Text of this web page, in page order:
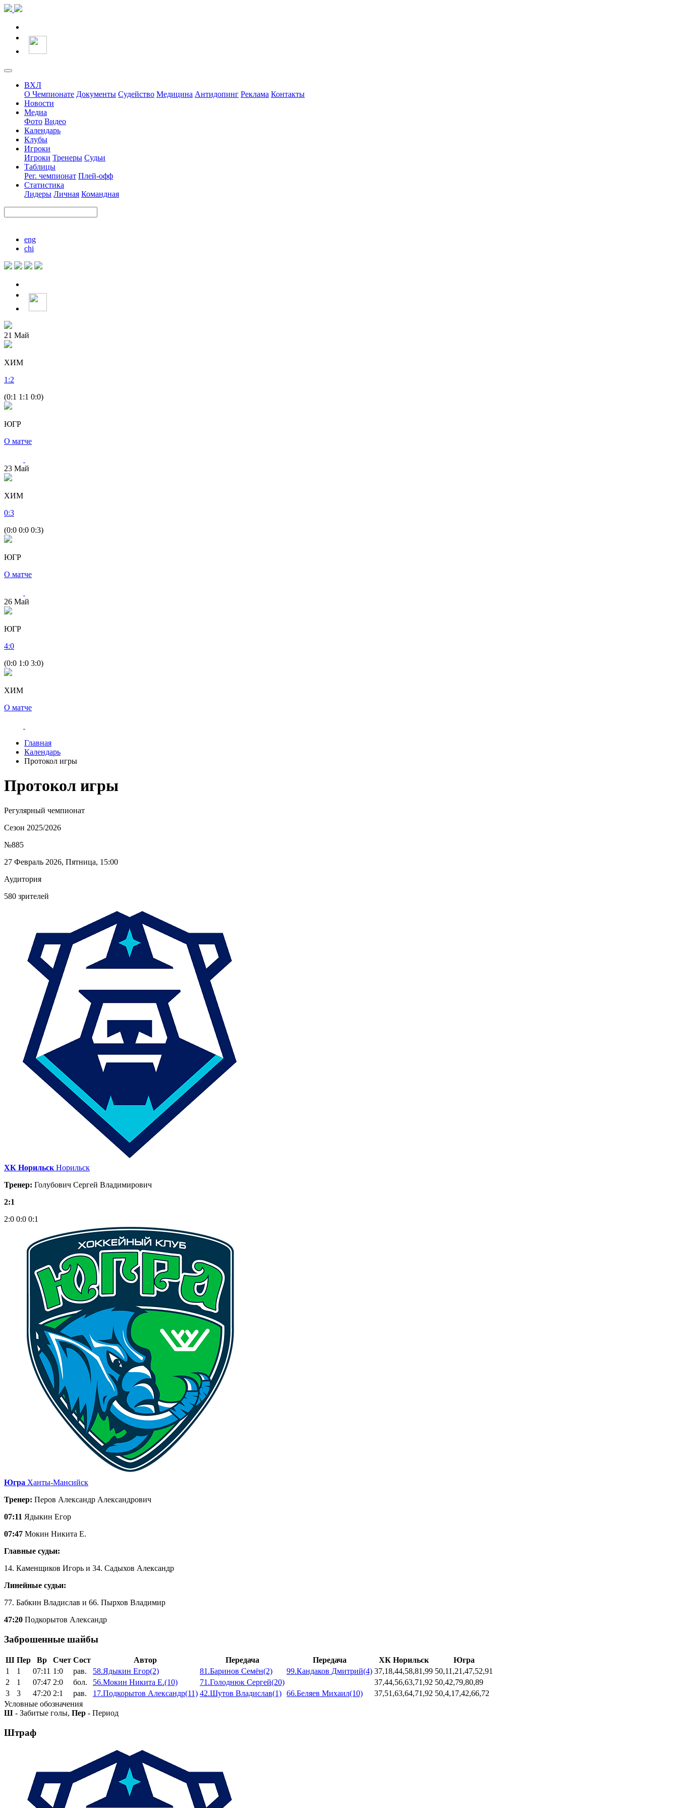
ВХЛ
О Чемпионате Документы Судейство Медицина Антидопинг Реклама Контакты
Новости
Медиа
Фото Видео
Календарь
Клубы
Игроки
Игроки Тренеры Судьи
Таблицы
Рег. чемпионат Плей-офф
Статистика
Лидеры Личная Командная
eng
chi
21 Май
ХИМ
1 :2
(0:1 1:1 0:0)
ЮГР
О матче
23 Май
ХИМ
0:3
(0:0 0:0 0:3)
ЮГР
О матче
26 Май
ЮГР
4:0
(0:0 1:0 3:0)
ХИМ
О матче
Главная
Календарь
Протокол игры
Протокол игры
Регулярный чемпионат
Сезон 2025/2026
№885
27 Февраль 2026, Пятница, 15:00
Аудитория
580 зрителей
ХК Норильск Норильск
Тренер: Голубович Сергей Владимирович
2:1
2:0 0:0 0:1
Югра Ханты-Мансийск
Тренер: Перов Александр Александрович
07:11 Ядыкин Егор
07:47 Мокин Никита Е.
Главные судьи:
14. Каменщиков Игорь и 34. Садыхов Александр
Линейные судьи:
77. Бабкин Владислав и 66. Пырхов Владимир
47:20 Подкорытов Александр
Заброшенные шайбы
Ш Пер Вр Счет Сост Автор Передача Передача ХК Норильск
Югра
1
1 07:11 1:0 рав. 58.Ядыкин Егор(2) 81.Баринов Семён(2) 99.Кандаков Дмитрий(4) 37,18,44,58,81,99 50,11,21,47,52,91
2
1 07:47 2:0 бол. 56.Мокин Никита Е.(10) 71.Голоднюк Сергей(20) 37,44,56,63,71,92 50,42,79,80,89
3
3 47:20 2:1 рав. 17.Подкорытов Александр(11) 42.Шутов Владислав(1) 66.Беляев Михаил(10) 37,51,63,64,71,92 50,4,17,42,66,72
Условные обозначения
Ш - Забитые голы, Пер - Период
Штраф